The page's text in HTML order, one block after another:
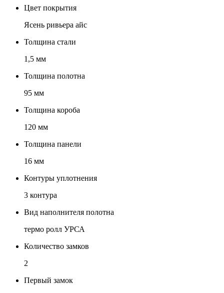
Цвет покрытия
Ясень ривьера айс
Толщина стали
1,5 мм
Толщина полотна
95 мм
Толщина короба
120 мм
Толщина панели
16 мм
Контуры уплотнения
3 контура
Вид наполнителя полотна
термо ролл УРСА
Количество замков
2
Первый замок